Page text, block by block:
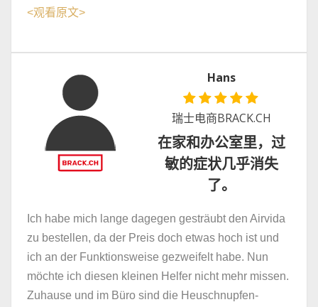
<观看原文>
Hans
瑞士电商BRACK.CH
在家和办公室里，过
敏的症状几乎消失
了。
Ich habe mich lange dagegen gesträubt den Airvida
zu bestellen, da der Preis doch etwas hoch ist und
ich an der Funktionsweise gezweifelt habe. Nun
möchte ich diesen kleinen Helfer nicht mehr missen.
Zuhause und im Büro sind die Heuschnupfen-